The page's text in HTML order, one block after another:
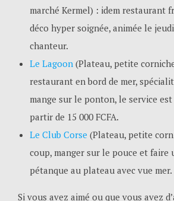
marché Kermel) : idem restaurant
déco hyper soignée, animée le
chanteur.
Le Lagoon(Plateau, petite
restaurant en bord de mer,
mange sur le ponton, le service est
partir de 15 000 FCFA.
Le Club Corse (Plateau, petite
coup, manger sur le pouce et faire
pétanque au plateau avec vue mer.
Si vous avez aimé ou que vous avez